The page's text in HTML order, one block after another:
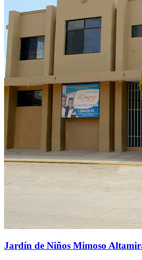
Jardín de Niños Mimoso